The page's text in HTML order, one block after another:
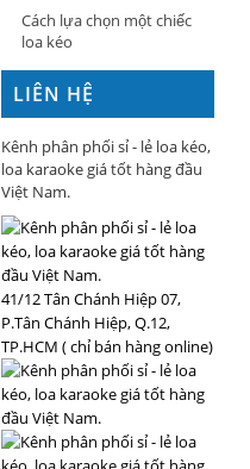
Cách lựa chọn một chiếc
loa kéo
LIÊN HỆ
Kênh phân phối sỉ - lẻ loa kéo,
loa karaoke giá tốt hàng đầu
Việt Nam.
41/12 Tân Chánh Hiệp 07,
P.Tân Chánh Hiệp, Q.12,
TP.HCM ( chỉ bán hàng online)